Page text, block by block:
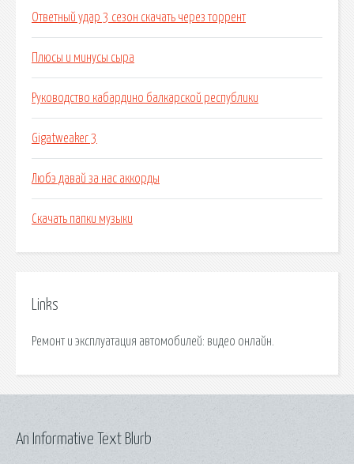
Ответный удар 3 сезон скачать через торрент
Плюсы и минусы сыра
Руководство кабардино балкарской республики
Gigatweaker 3
Любэ давай за нас аккорды
Скачать папки музыки
Links
Ремонт и эксплуатация автомобилей: видео онлайн.
An Informative Text Blurb